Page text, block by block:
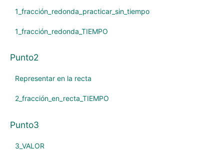
1_fracción_redonda_practicar_sin_tiempo
1_fracción_redonda_TIEMPO
Punto2
Representar en la recta
2_fracción_en_recta_TIEMPO
Punto3
3_VALOR